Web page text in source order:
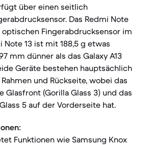
über einen seitlich
Das Redmi Note
Fingerabdrucksensor im
Note 13 ist mit 188,5 g etwas
mm dünner als das Galaxy A13
Geräte bestehen hauptsächlich
und Rückseite, wobei das
Glasfront (Gorilla Glass 3) und das
5 auf der Vorderseite hat.
Funktionen wie Samsung Knox